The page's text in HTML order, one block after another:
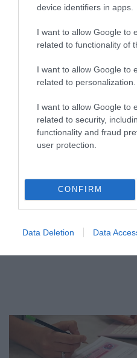
device identifiers in apps.
I want to allow Google to
related to functionality of
I want to allow Google to
related to personalization.
I want to allow Google to
related to security,
functionality and fraud
user protection.
CONFIRM
Data Deletion Data
Fordulat a nyugdíj-
Évek óta nem látott ütemben nő
taglétszáma: 2026 első
csatlakoztak valamelyik
40 ezren kezdtek…